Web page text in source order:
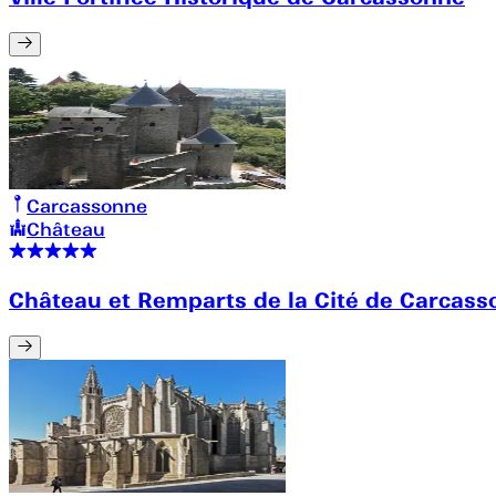
Carcassonne
Château
Château et Remparts de la Cité de